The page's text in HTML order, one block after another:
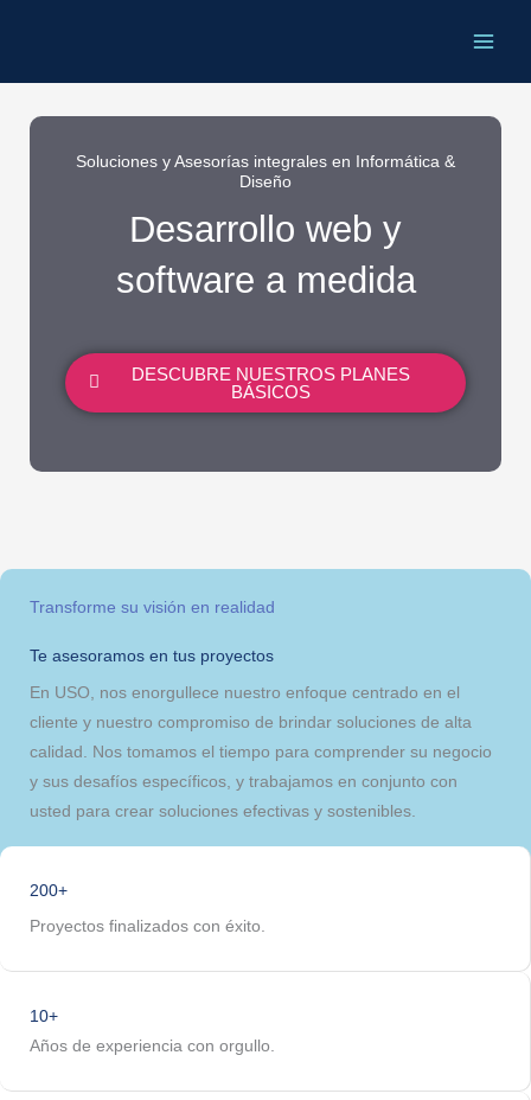
Soluciones y Asesorías integrales en Informática &
Diseño
Desarrollo web y
software a medida
DESCUBRE NUESTROS PLANES
BÁSICOS
Transforme su visión en realidad
Te asesoramos en tus proyectos
En USO, nos enorgullece nuestro enfoque centrado en el
cliente y nuestro compromiso de brindar soluciones de alta
calidad. Nos tomamos el tiempo para comprender su negocio
y sus desafíos específicos, y trabajamos en conjunto con
usted para crear soluciones efectivas y sostenibles.
CONTÁCTANOS
200+
Proyectos finalizados con éxito.
10+
Años de experiencia con orgullo.